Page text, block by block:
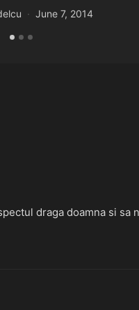
June 7, 2014
draga doamna si